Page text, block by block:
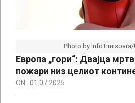
Photo by
Европа „гори“: Двајца
пожари низ целиот
ON: 01.07.2025